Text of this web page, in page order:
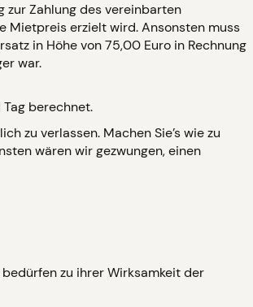
Zahlung des vereinbarten
Mietpreis erzielt wird. Ansonsten muss
in Höhe von 75,00 Euro in Rechnung
war.
berechnet.
zu verlassen. Machen Sie’s wie zu
wären wir gezwungen, einen
zu ihrer Wirksamkeit der